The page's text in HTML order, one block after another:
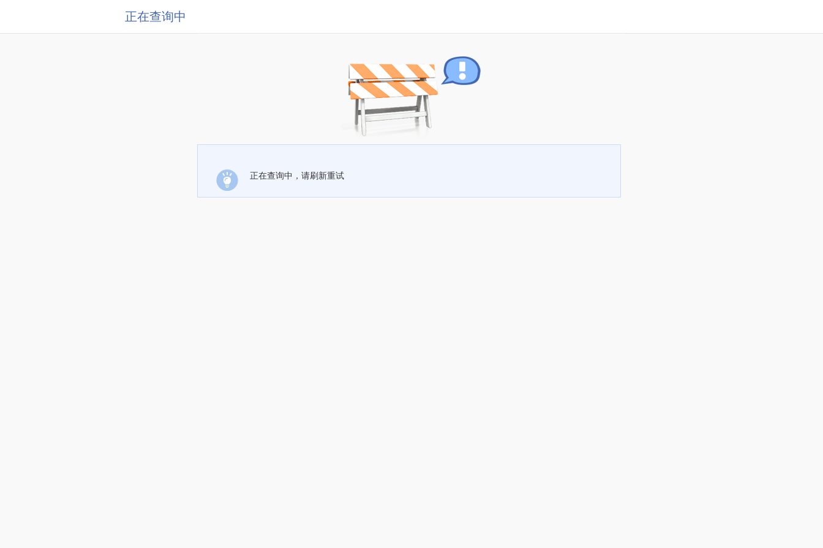
正在查询中
正在查询中，请刷新重试